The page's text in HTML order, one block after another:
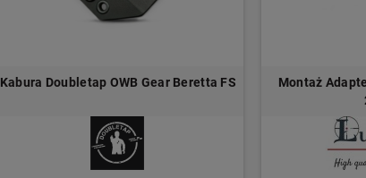
Kabura Doubletap OWB Gear Beretta FS
Montaż